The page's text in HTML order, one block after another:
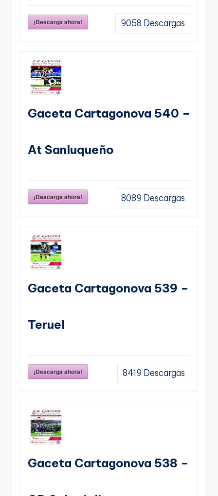
¡Descarga ahora! 9058 Descargas
Gaceta Cartagonova 540 –
At Sanluqueño
¡Descarga ahora! 8089 Descargas
Gaceta Cartagonova 539 –
Teruel
¡Descarga ahora! 8419 Descargas
Gaceta Cartagonova 538 –